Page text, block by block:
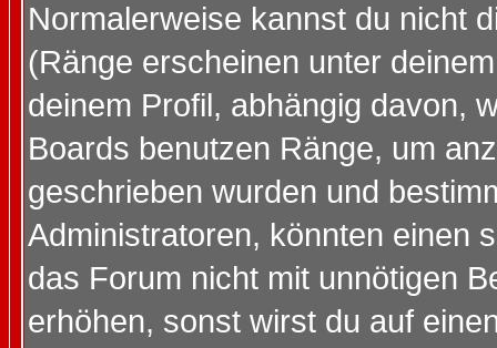
Normalerweise kannst du nicht
(Ränge erscheinen unter
deinem Profil, abhängig davon,
Boards benutzen Ränge, um
geschrieben wurden und
Administratoren, könnten einen
das Forum nicht mit unnötigen
erhöhen, sonst wirst du auf